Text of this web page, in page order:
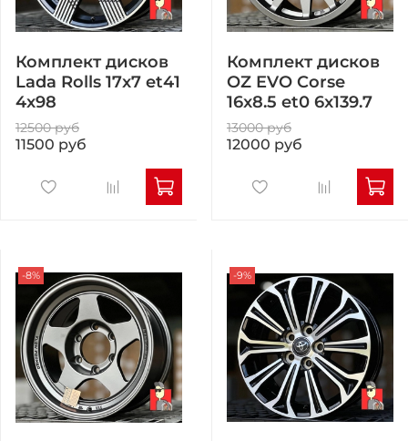
Комплект дисков
Lada Rolls 17x7 et41
4x98
12500 руб
11500 руб
Комплект дисков
OZ EVO Corse
16x8.5 et0 6x139.7
13000 руб
12000 руб
-8% -9%